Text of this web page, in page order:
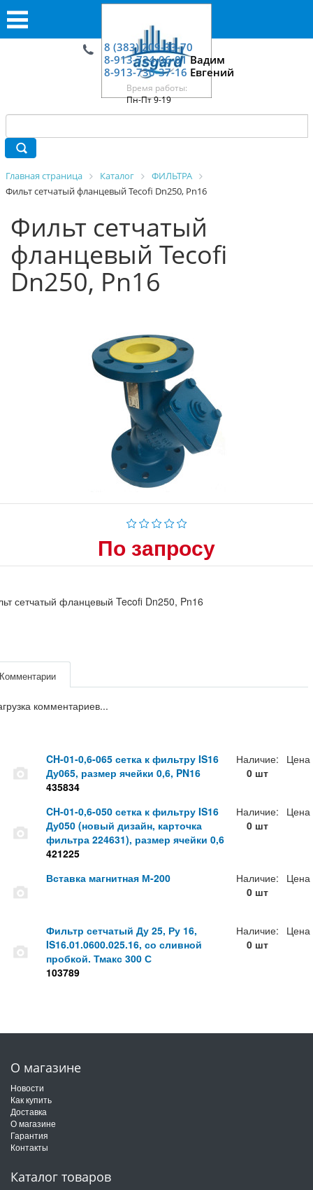
8 (383) 209-33-70
8-913-724-06-01Вадим
8-913-730-37-16 Евгений
Время работы:
Пн-Пт 9-19
Главная страница Каталог
ФИЛЬТРА
Фильт сетчатый фланцевый Tecofi Dn250, Pn16
Фильт сетчатый
фланцевый Tecofi
Dn250, Pn16
По запросу
сетчатый фланцевый Tecofi Dn250, Pn16
комментариев...
CH-01-0,6-065 сетка к фильтру IS16
Ду065, размер ячейки 0,6, PN16
435834
Наличие:
0 шт
Цена
CH-01-0,6-050 сетка к фильтру IS16
Ду050 (новый дизайн, карточка
фильтра 224631), размер ячейки 0,6
421225
Наличие:
0 шт
Цена
Вставка магнитная М-200
Наличие:
0 шт
Цена
Фильтр сетчатый Ду 25, Ру 16,
IS16.01.0600.025.16, со сливной
пробкой. Тмакс 300 С
103789
Наличие:
0 шт
Цена
О магазине
Новости
Как купить
Доставка
О магазине
Гарантия
Контакты
Каталог товаров